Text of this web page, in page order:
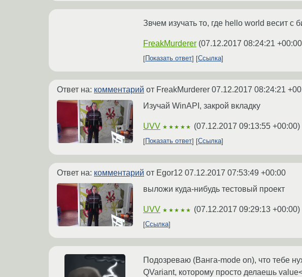
Звчем изучать то, где hello world весит с
FreakMurderer (07.12.2017 08:24:21 +00:00
Показать ответ Ссылка
Ответ на: комментарий от FreakMurderer 07.12.2017 08:24:21
Изучай WinAPI, закрой вкладку
UVV ★★★★★ (07.12.2017 09:13:55 +00:00)
Показать ответ Ссылка
Ответ на: комментарий от Egor12 07.12.2017 07:53:49 +00:00
выложи куда-нибудь тестовый проект
UVV ★★★★★ (07.12.2017 09:29:13 +00:00)
Ссылка
Подозреваю (Ванга-mode on), что тебе
QVariant, которому просто делаешь